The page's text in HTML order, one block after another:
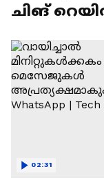
ചിങ്
02:31